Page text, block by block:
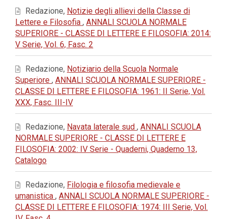
Redazione, Notizie degli allievi della Classe di
Lettere e Filosofia , ANNALI SCUOLA NORMALE
SUPERIORE - CLASSE DI LETTERE E FILOSOFIA: 2014:
V Serie, Vol. 6, Fasc. 2
Redazione, Notiziario della Scuola Normale
Superiore , ANNALI SCUOLA NORMALE SUPERIORE -
CLASSE DI LETTERE E FILOSOFIA: 1961: II Serie, Vol.
XXX, Fasc. III-IV
Redazione, Navata laterale sud , ANNALI SCUOLA
NORMALE SUPERIORE - CLASSE DI LETTERE E
FILOSOFIA: 2002: IV Serie - Quaderni, Quaderno 13,
Catalogo
Redazione, Filologia e filosofia medievale e
umanistica , ANNALI SCUOLA NORMALE SUPERIORE -
CLASSE DI LETTERE E FILOSOFIA: 1974: III Serie, Vol.